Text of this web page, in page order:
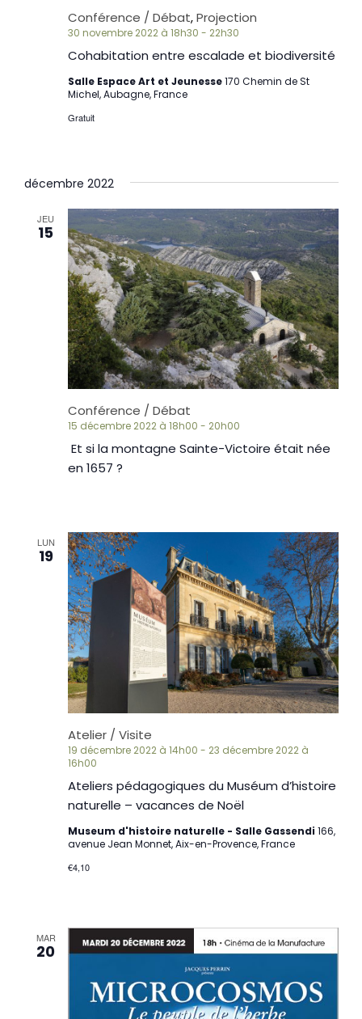
Conférence / Débat,Projection
Cohabitation entre escalade et biodiversité
30 novembre 2022 à 18h30 - 22h30
Salle Espace Art et Jeunesse170 Chemin de St
Michel, Aubagne, France
Gratuit
décembre 2022
JEU
15
Conférence / Débat
Et si la montagne Sainte-Victoire était née
en 1657 ?
15 décembre 2022 à 18h00 - 20h00
LUN
19
Atelier / Visite
Ateliers pédagogiques du Muséum d’histoire
naturelle – vacances de Noël
19 décembre 2022 à 14h00 - 23 décembre 2022 à
16h00
Museum d'histoire naturelle - Salle Gassendi 166,
avenue Jean Monnet, Aix-en-Provence, France
€4,10
MAR
20